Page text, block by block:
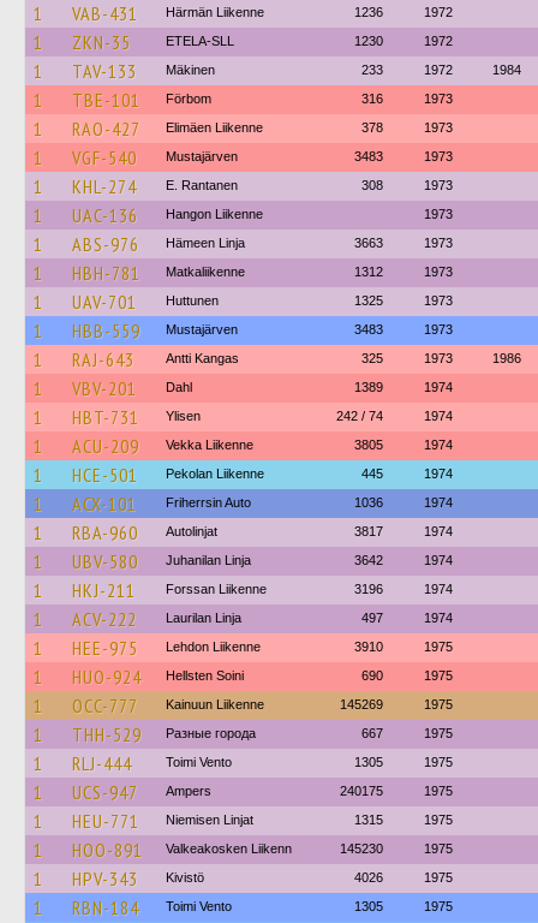
1 VAB-431 Härmän Liikenne 1236 1972
1 ZKN-35 ETELA-SLL 1230 1972
1 TAV-133 Mäkinen 233 1972 1984
1 TBE-101 Förbom 316 1973
1 RAO-427 Elimäen Liikenne 378 1973
1 VGF-540 Mustajärven 3483 1973
1 KHL-274 E. Rantanen 308 1973
1 UAC-136 Hangon Liikenne 1973
1 ABS-976 Hämeen Linja 3663 1973
1 HBH-781 Matkaliikenne 1312 1973
1 UAV-701 Huttunen 1325 1973
1 HBB-559 Mustajärven 3483 1973
1 RAJ-643 Antti Kangas 325 1973 1986
1 VBV-201 Dahl 1389 1974
1 HBT-731 Ylisen 242 / 74 1974
1 ACU-209 Vekka Liikenne 3805 1974
1 HCE-501 Pekolan Liikenne 445 1974
1 ACX-101 Friherrsin Auto 1036 1974
1 RBA-960 Autolinjat 3817 1974
1 UBV-580 Juhanilan Linja 3642 1974
1 HKJ-211 Forssan Liikenne 3196 1974
1 ACV-222 Laurilan Linja 497 1974
1 HEE-975 Lehdon Liikenne 3910 1975
1 HUO-924 Hellsten Soini 690 1975
1 OCC-777 Kainuun Liikenne 145269 1975
1 THH-529 Разные города 667 1975
1 RLJ-444 Toimi Vento 1305 1975
1 UCS-947 Ampers 240175 1975
1 HEU-771 Niemisen Linjat 1315 1975
1 HOO-891 Valkeakosken Liikenn 145230 1975
1 HPV-343 Kivistö 4026 1975
1 RBN-184 Toimi Vento 1305 1975